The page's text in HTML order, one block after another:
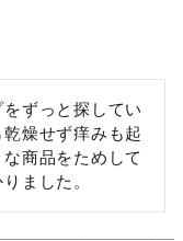
ずっと探してい
燥せず痒みも起
商品をためして
ました。